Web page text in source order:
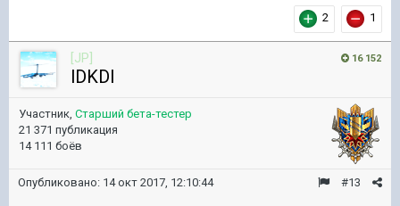
2 1
16 152
[JP]
lDKDl
Участник, Старший бета-тестер
21 371 публикация
14 111 боёв
#13
Опубликовано: 14 окт 2017, 12:10:44